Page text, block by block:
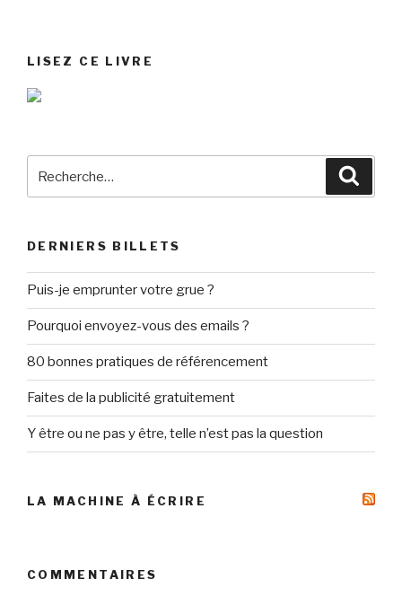
LISEZ CE LIVRE
DERNIERS BILLETS
Puis-je emprunter votre grue ?
Pourquoi envoyez-vous des emails ?
80 bonnes pratiques de référencement
Faites de la publicité gratuitement
Y être ou ne pas y être, telle n’est pas la question
LA MACHINE À ÉCRIRE
COMMENTAIRES